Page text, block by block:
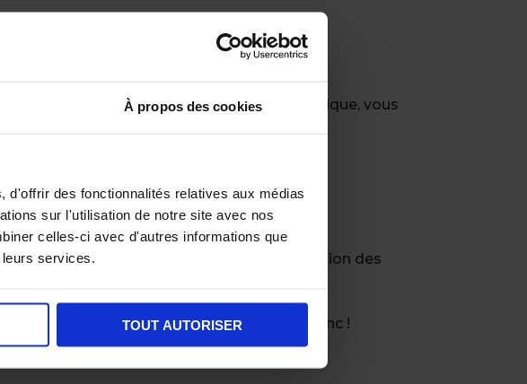
À propos des cookies
d'offrir des fonctionnalités relatives aux médias
sur l'utilisation de notre site avec nos
celles-ci avec d'autres informations que
services.
TOUT AUTORISER
salariale
transparence salariale. Dans ce guide pratique, vous
pour les entreprises françaises
de recrutement
les écarts salariaux
de paie grâce à la digitalisation
pour votre marque employeur et la rétention des
salariale en téléchargeant notre livre blanc !